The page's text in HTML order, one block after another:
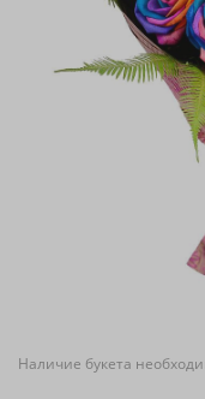
Наличие букета